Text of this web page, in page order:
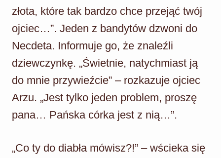
złota, które tak bardzo chce przejąć twój
ojciec…”. Jeden z bandytów dzwoni do
Necdeta. Informuje go, że znaleźli
dziewczynkę. „Świetnie, natychmiast ją
do mnie przywieźcie” – rozkazuje ojciec
Arzu. „Jest tylko jeden problem, proszę
pana… Pańska córka jest z nią…”.
„Co ty do diabła mówisz?!” – wścieka się